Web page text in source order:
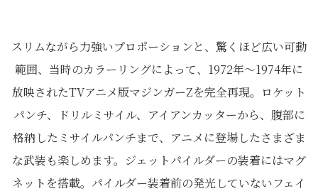
スリムながら力強いプロポーションと、驚くほど広い可動
範囲、当時のカラーリングによって、1972年～1974年に
放映されたTVアニメ版マジンガーZを完全再現。ロケット
パンチ、ドリルミサイル、アイアンカッターから、腹部に
格納したミサイルパンチまで、アニメに登場したさまざま
な武装も楽しめます。ジェットパイルダーの装着にはマグ
ネットを搭載。パイルダー装着前の発光していないフェイ